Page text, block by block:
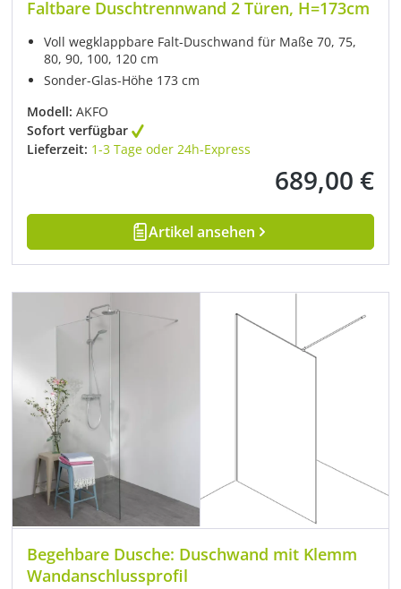
Faltbare Duschtrennwand 2 Türen, H=173cm
Voll wegklappbare Falt-Duschwand für Maße 70, 75,
80, 90, 100, 120 cm
Sonder-Glas-Höhe 173 cm
Modell: AKFO
Sofort verfügbar
Lieferzeit: 1-3 Tage oder 24h-Express
Regulärer Preis:
689,00 €
Artikel ansehen
Begehbare Dusche: Duschwand mit Klemm
Wandanschlussprofil